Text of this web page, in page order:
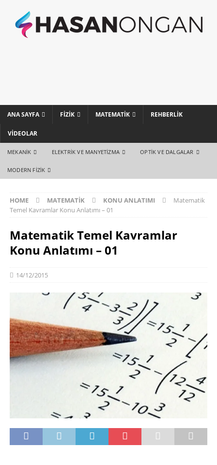
ANA SAYFA FIZIK MATEMATIK REHBERLIK
VIDEOLAR
MEKANIK ELEKTRIK VE MANYETIZMA OPTIK VE DALGALAR
MODERN FIZIK
HOME MATEMATIK KONU ANLATIMI
Matematik
Temel Kavramlar Konu Anlatımı – 01
Matematik Temel Kavramlar
Konu Anlatımı – 01
14/12/2015